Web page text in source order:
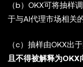
（b）OKX可将抽样
于与AI代理市场相关
（c）抽样由OKX出
且不得被解释为OKX